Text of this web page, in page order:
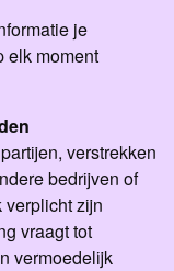
je
elk moment
verstrekken
bedrijven of
zijn
vraagt tot
vermoedelijk